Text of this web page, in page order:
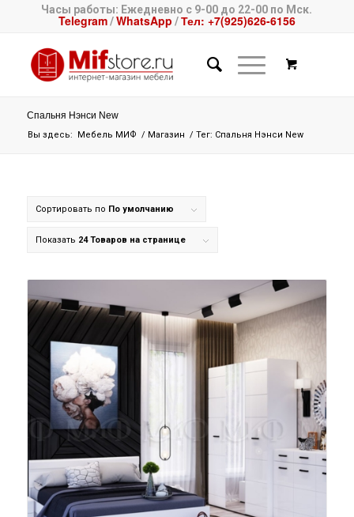
Часы работы: Ежедневно с 9-00 до 22-00 по Мск.
Telegram/WhatsApp /Тел: +7(925)626-6156
Спальня Нэнси New
Вы здесь: Мебель МИФ / Магазин / Тег: Спальня Нэнси New
Сортировать по По умолчанию
Показать 24 Товаров на странице